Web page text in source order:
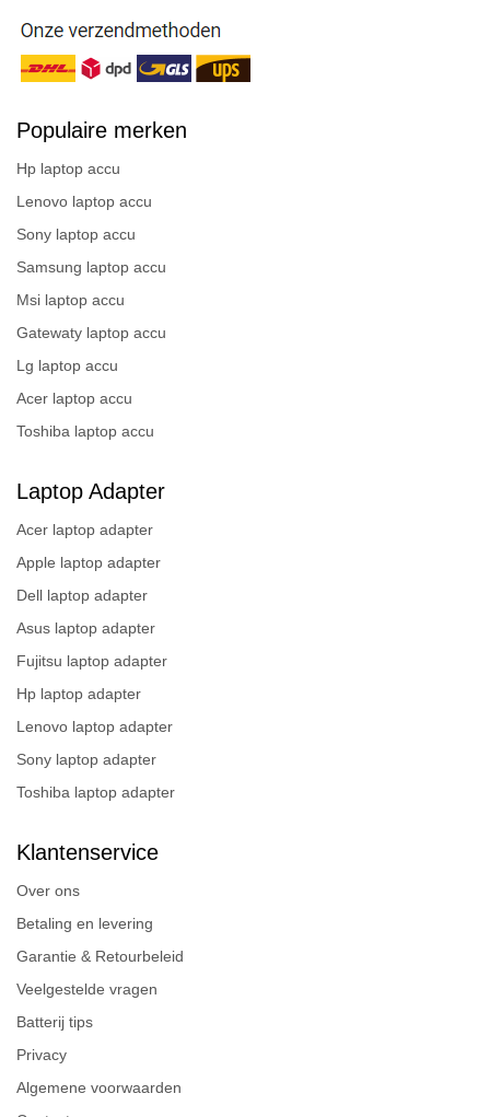
Populaire merken
Hp laptop accu
Lenovo laptop accu
Sony laptop accu
Samsung laptop accu
Msi laptop accu
Gatewaty laptop accu
Lg laptop accu
Acer laptop accu
Toshiba laptop accu
Laptop Adapter
Acer laptop adapter
Apple laptop adapter
Dell laptop adapter
Asus laptop adapter
Fujitsu laptop adapter
Hp laptop adapter
Lenovo laptop adapter
Sony laptop adapter
Toshiba laptop adapter
Klantenservice
Over ons
Betaling en levering
Garantie & Retourbeleid
Veelgestelde vragen
Batterij tips
Privacy
Algemene voorwaarden